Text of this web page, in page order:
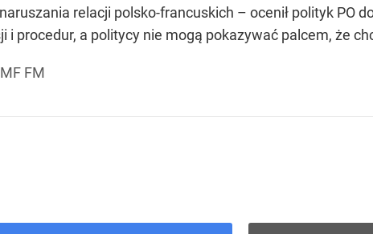
relacji polsko-francuskich – ocenił polityk PO
procedur, a politycy nie mogą pokazywać palcem, że
FM